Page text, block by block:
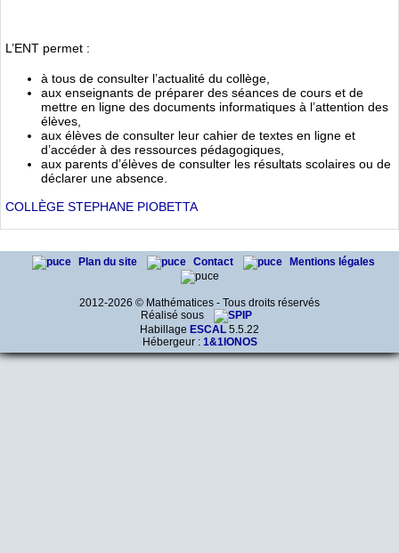
L’ENT permet :
à tous de consulter l’actualité du collège,
aux enseignants de préparer des séances de cours et de
mettre en ligne des documents informatiques à l’attention des
élèves,
aux élèves de consulter leur cahier de textes en ligne et
d’accéder à des ressources pédagogiques,
aux parents d’élèves de consulter les résultats scolaires ou de
déclarer une absence.
COLLÈGE STEPHANE PIOBETTA
Plan du site Contact Mentions légales
2012-2026 © Mathématices - Tous droits réservés
Réalisé sous
Habillage ESCAL 5.5.22
Hébergeur : 1&1IONOS